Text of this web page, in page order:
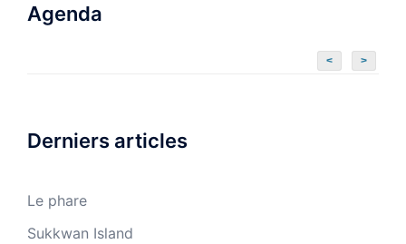
Agenda
< >
Derniers articles
Le phare
Sukkwan Island